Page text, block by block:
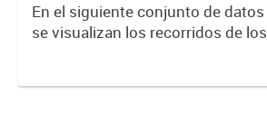
En el siguiente conjunto de datos
se visualizan los recorridos de los